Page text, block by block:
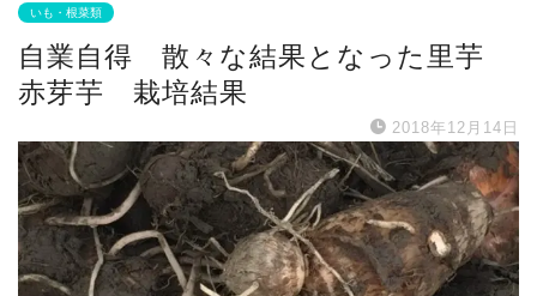
いも・根菜類
自業自得 散々な結果となった里芋
赤芽芋 栽培結果
2018年12月14日